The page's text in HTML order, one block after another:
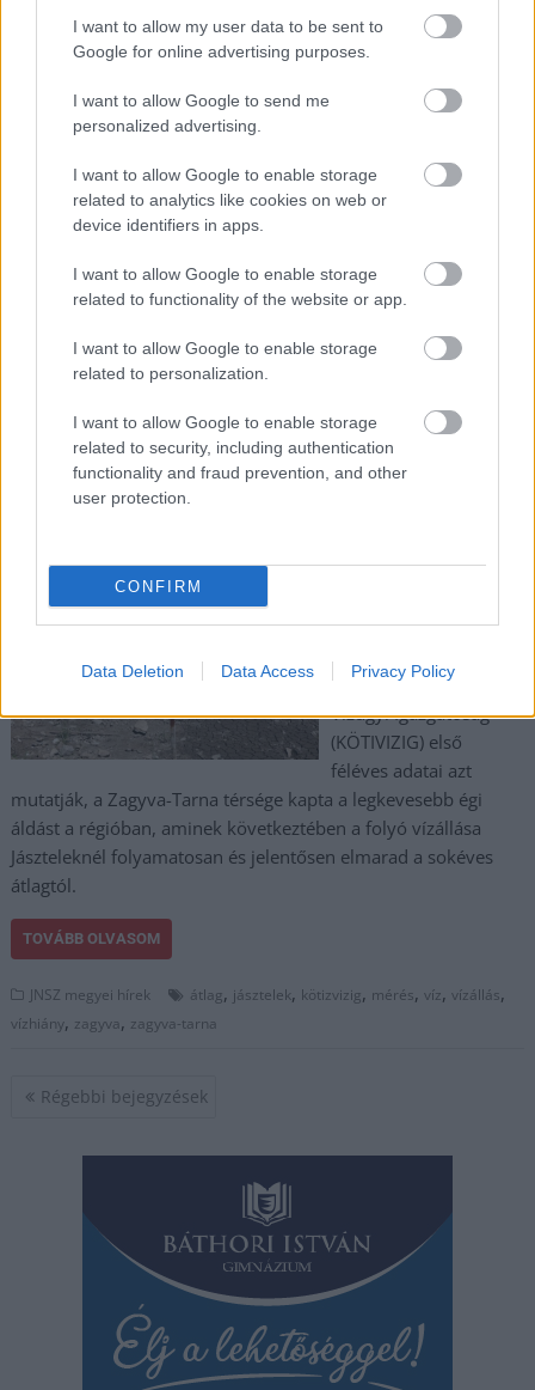
I want to allow my user data to be sent to
Google for online advertising purposes.
I want to allow Google to send me
personalized advertising.
I want to allow Google to enable storage
related to analytics like cookies on web or
device identifiers in apps.
I want to allow Google to enable storage
related to functionality of the website or app.
I want to allow Google to enable storage
related to personalization.
I want to allow Google to enable storage
related to security, including authentication
functionality and fraud prevention, and other
user protection.
CONFIRM
Data Deletion Data Access Privacy Policy
egyik jelentős
holtágánál. Bár a közel
17 kilométer hosszú, tekintélyes kiterjedésű vízfelület kiváló
adottságokkal bír, a megfelelő infrastrukturális háttér hiánya
kihasználni. A helyi önkormányzat kezdeményezésére induló,
természetjárókat, családokat és horgászokat megcélzó
fejlesztést a közbeszerzési eljárás nyertese, a Szilasi és Társa
JNSZ megyei hírek cibakháza, ,
Drasztikus vízhiány sújtja a Zagyvát
Jászteleknél
A tartós szárazság
lenyomatot hagy a
Közép-Tisza-vidéki
Vízügyi Igazgatóság
(KÖTIVIZIG) első
féléves adatai azt
mutatják, a Zagyva-Tarna térsége kapta a legkevesebb égi
áldást a régióban, aminek következtében a folyó vízállása
Jászteleknél folyamatosan és jelentősen elmarad a sokéves
átlagtól.
TOVÁBB OLVASOM
JNSZ megyei hírek átlag, jásztelek, kötizvizig, mérés,víz,vízállás,
vízhiány, zagyva, zagyva-tarna
Bejegyzés
Régebbi bejegyzések